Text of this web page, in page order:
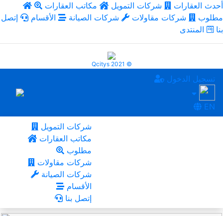
أحدث العقارات شركات التمويل
مكاتب العقارات
مطلوب
شركات مقاولات شركات الصيانة الأقسام
إتصل
بنا
المنتدى
Qcitys 2021 ©
تسجيل الدخول
EN
شركات التمويل
مكاتب العقارات
مطلوب
شركات مقاولات
شركات الصيانة
الأقسام
إتصل بنا